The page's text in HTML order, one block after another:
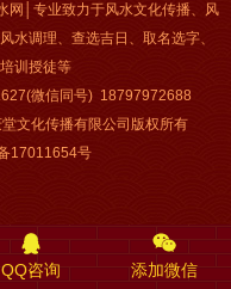
网
专业致力于风水文化传播、风
水调理、查选吉日、取名选字、
训授徒等
微信同号) 18797972688
文化传播有限公司版权所有
17011654号
QQ咨询 添加微信